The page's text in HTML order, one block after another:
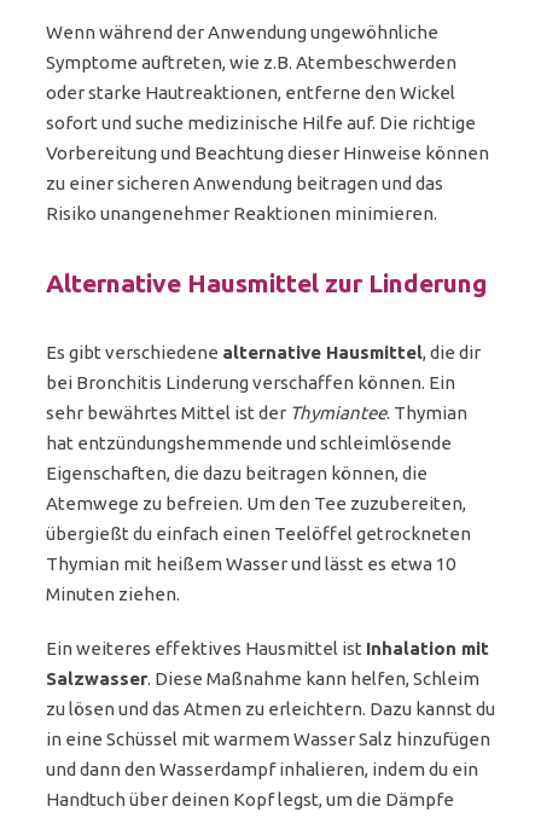
Wenn während der Anwendung ungewöhnliche
Symptome auftreten, wie z.B. Atembeschwerden
oder starke Hautreaktionen, entferne den Wickel
sofort und suche medizinische Hilfe auf. Die richtige
Vorbereitung und Beachtung dieser Hinweise können
zu einer sicheren Anwendung beitragen und das
Risiko unangenehmer Reaktionen minimieren.
Alternative Hausmittel zur Linderung
Es gibt verschiedene alternative Hausmittel, die dir
bei Bronchitis Linderung verschaffen können. Ein
sehr bewährtes Mittel ist der Thymiantee. Thymian
hat entzündungshemmende und schleimlösende
Eigenschaften, die dazu beitragen können, die
Atemwege zu befreien. Um den Tee zuzubereiten,
übergießt du einfach einen Teelöffel getrockneten
Thymian mit heißem Wasser und lässt es etwa 10
Minuten ziehen.
Ein weiteres effektives Hausmittel ist Inhalation mit
Salzwasser. Diese Maßnahme kann helfen, Schleim
zu lösen und das Atmen zu erleichtern. Dazu kannst du
in eine Schüssel mit warmem Wasser Salz hinzufügen
und dann den Wasserdampf inhalieren, indem du ein
Handtuch über deinen Kopf legst, um die Dämpfe